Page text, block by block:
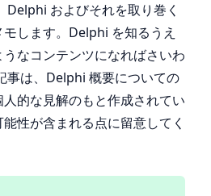
Delphi およびそれを取り巻く
します。Delphi を知るうえ
なコンテンツになればさいわ
事は、Delphi 概要についての
的な見解のもと作成されてい
性が含まれる点に留意してく